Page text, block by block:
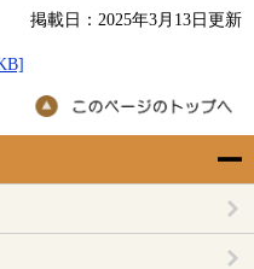
掲載日：2025年3月13日更新